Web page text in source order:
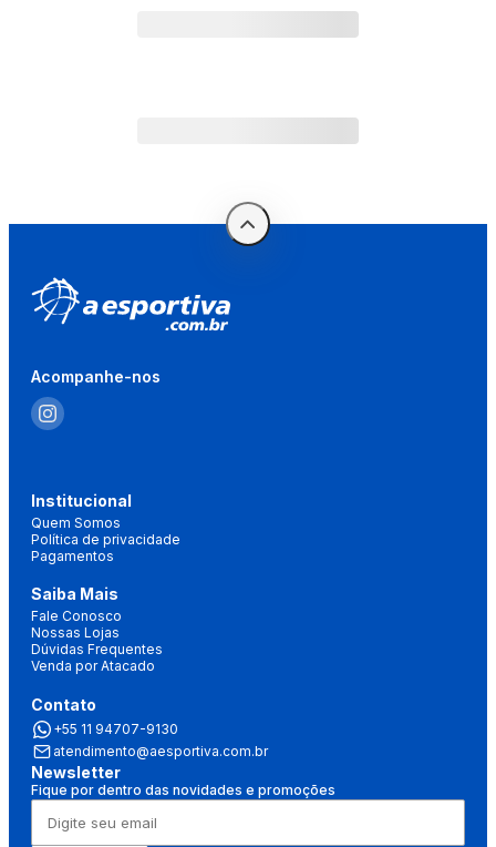
Acompanhe-nos
Institucional
Quem Somos
Política de privacidade
Pagamentos
Saiba Mais
Fale Conosco
Nossas Lojas
Dúvidas Frequentes
Venda por Atacado
Contato
+55 11 94707-9130
atendimento@aesportiva.com.br
Newsletter
Fique por dentro das novidades e promoções